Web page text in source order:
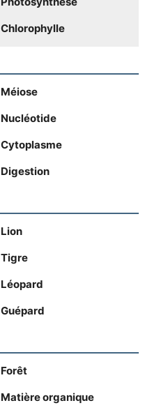
Chlorophylle
Méiose
Nucléotide
Cytoplasme
Digestion
Lion
Tigre
Léopard
Guépard
Forêt
Matière organique